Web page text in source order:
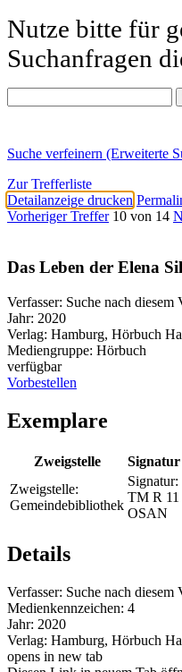
Nutze bitte für
Suchanfragen
Suche verfeinern (Erweiterte
Zur Trefferliste
Detailanzeige drucken
Vorheriger Treffer 10 von 14
Das Leben der Elena
Verfasser: Suche nach diesem
Jahr: 2020
Verlag: Hamburg, Hörbuch
Mediengruppe: Hörbuch
verfügbar
Vorbestellen
Exemplare
Zweigstelle Signatur
Zweigstelle:
Gemeindebibliothek
Signatur:
TM R 11
OSAN
Details
Verfasser: Suche nach diesem
Medienkennzeichen: 4
Jahr: 2020
Verlag: Hamburg, Hörbuch
opens in new tab